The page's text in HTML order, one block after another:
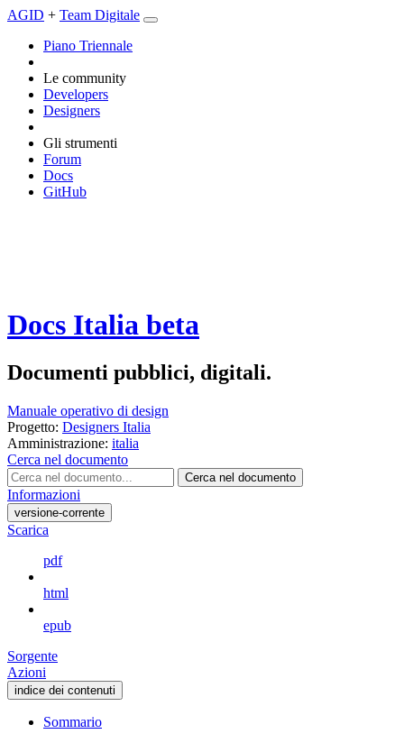
AGID + Team Digitale
Piano Triennale
Le community
Developers
Designers
Gli strumenti
Forum
Docs
GitHub
Docs Italia beta
Documenti pubblici, digitali.
Manuale operativo di design
Progetto: Designers Italia
Amministrazione: italia
Cerca nel documento
Cerca nel documento
Informazioni
versione-corrente
Scarica
pdf
html
epub
Sorgente
Azioni
indice dei contenuti
Sommario